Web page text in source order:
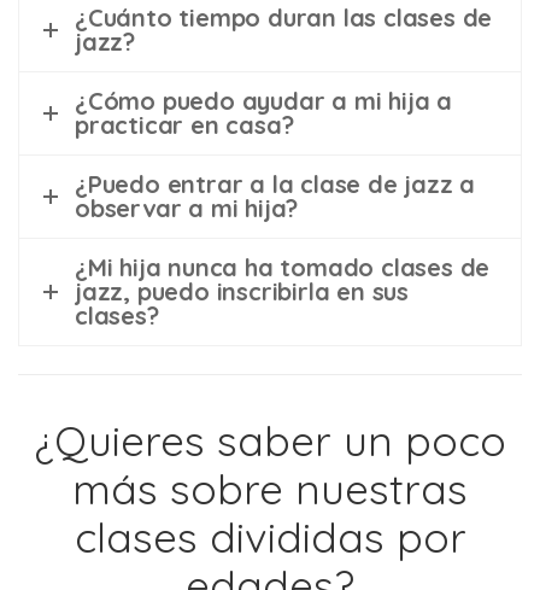
¿Cuánto tiempo duran las clases de
jazz?
¿Cómo puedo ayudar a mi hija a
practicar en casa?
¿Puedo entrar a la clase de jazz a
observar a mi hija?
¿Mi hija nunca ha tomado clases de
jazz, puedo inscribirla en sus
clases?
¿Quieres saber un poco
más sobre nuestras
clases divididas por